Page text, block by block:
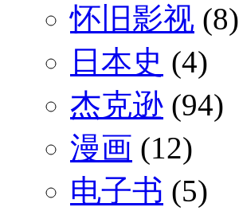
怀旧影视 (8)
日本史 (4)
杰克逊 (94)
漫画 (12)
电子书 (5)